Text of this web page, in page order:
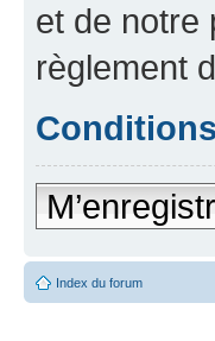
et de notre
règlement
Index du forum